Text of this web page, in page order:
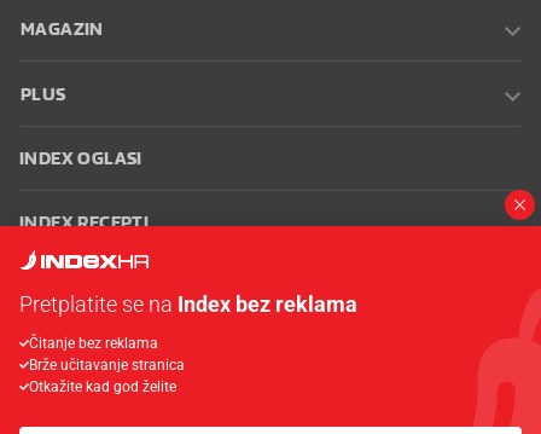
MAGAZIN
PLUS
INDEX OGLASI
INDEX RECEPTI
Oglašavanje Zaposli se na Indexu
korištenja
Postavke kolačića
Pretplatite se na Index bez reklama
Čitanje bez reklama
Brže učitavanje stranica
Otkažite kad god želite